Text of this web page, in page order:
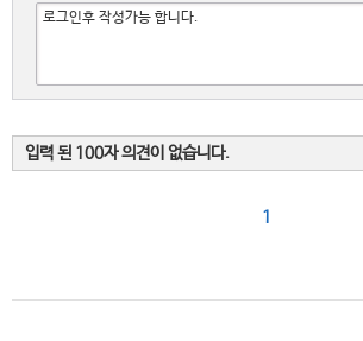
입력 된 100자 의견이 없습니다.
1